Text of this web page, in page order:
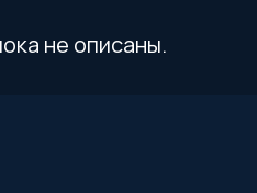
не описаны.